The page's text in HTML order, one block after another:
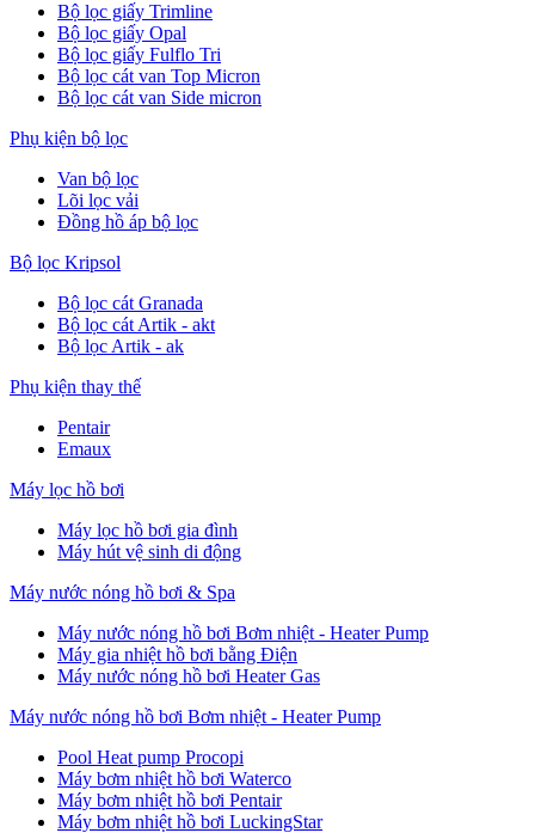
Bộ lọc giấy Trimline
Bộ lọc giấy Opal
Bộ lọc giấy Fulflo Tri
Bộ lọc cát van Top Micron
Bộ lọc cát van Side micron
Phụ kiện bộ lọc
Van bộ lọc
Lõi lọc vải
Đồng hồ áp bộ lọc
Bộ lọc Kripsol
Bộ lọc cát Granada
Bộ lọc cát Artik - akt
Bộ lọc Artik - ak
Phụ kiện thay thế
Pentair
Emaux
Máy lọc hồ bơi
Máy lọc hồ bơi gia đình
Máy hút vệ sinh di động
Máy nước nóng hồ bơi & Spa
Máy nước nóng hồ bơi Bơm nhiệt - Heater Pump
Máy gia nhiệt hồ bơi bằng Điện
Máy nước nóng hồ bơi Heater Gas
Máy nước nóng hồ bơi Bơm nhiệt - Heater Pump
Pool Heat pump Procopi
Máy bơm nhiệt hồ bơi Waterco
Máy bơm nhiệt hồ bơi Pentair
Máy bơm nhiệt hồ bơi LuckingStar